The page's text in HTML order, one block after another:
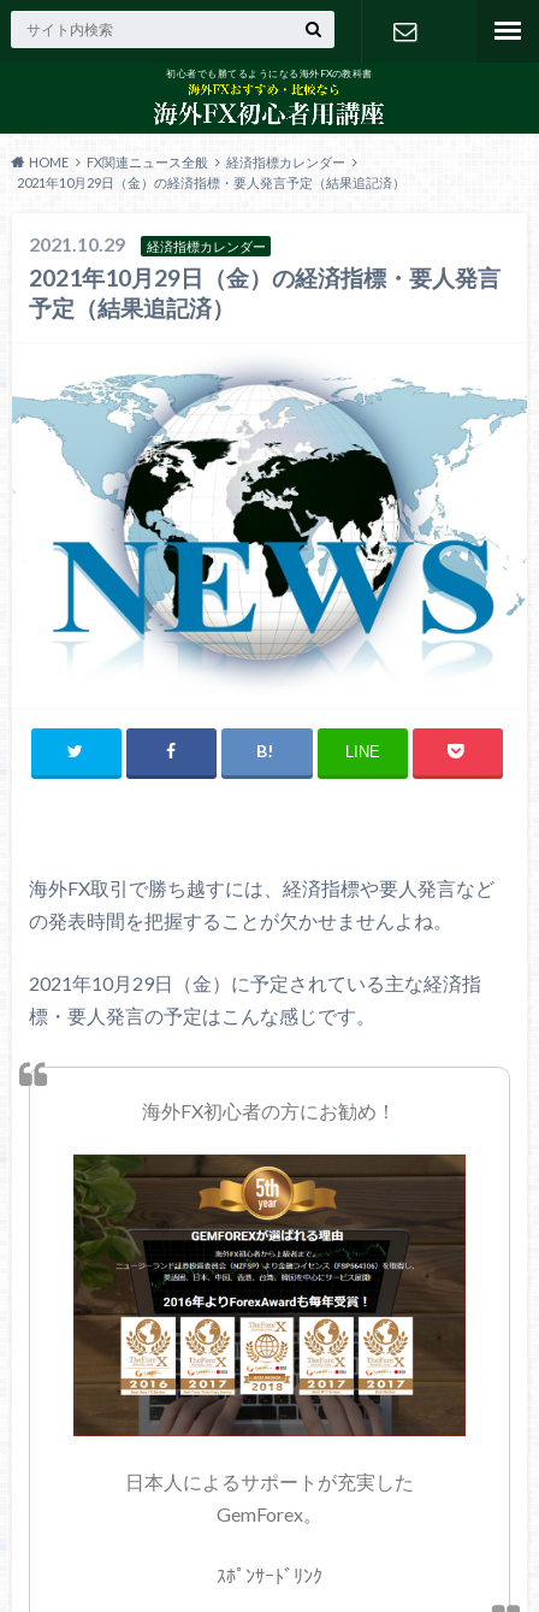
初心者でも勝てるようになる海外FXの教科書
HOME FX関連ニュース全般
経済指標カレンダー
2021年10月29日（金）の経済指標・要人発言予定（結果追記済）
2021.10.29 経済指標カレンダー
2021年10月29日（金）の経済指標・要人発言
予定（結果追記済）
LINE
海外FX取引で勝ち越すには、経済指標や要人発言など
の発表時間を把握することが欠かせませんよね。
2021年10月29日（金）に予定されている主な経済指
標・要人発言の予定はこんな感じです。
海外FX初心者の方にお勧め！
日本人によるサポートが充実した
GemForex。
ｽﾎﾟﾝｻｰﾄﾞﾘﾝｸ